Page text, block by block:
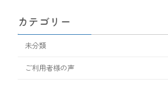
カテゴリー
未分類
ご利用者様の声